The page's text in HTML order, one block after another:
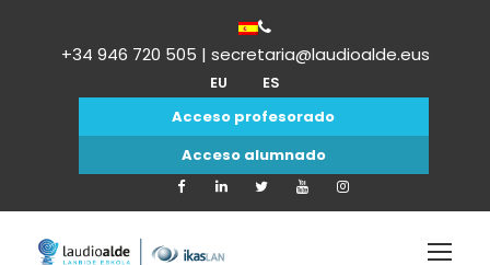
+34 946 720 505 | secretaria@laudioalde.eus
EU
ES
Acceso profesorado
Acceso alumnado